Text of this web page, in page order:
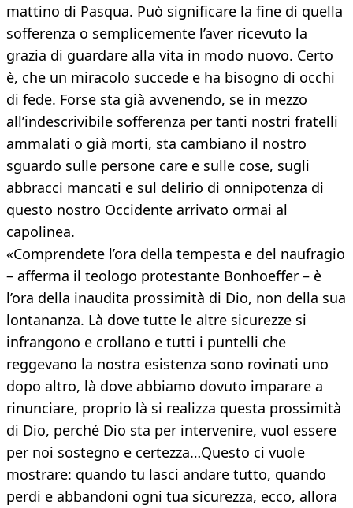
mattino di Pasqua. Può significare la fine di quella
sofferenza o semplicemente l’aver ricevuto la
grazia di guardare alla vita in modo nuovo. Certo
è, che un miracolo succede e ha bisogno di occhi
di fede. Forse sta già avvenendo, se in mezzo
all’indescrivibile sofferenza per tanti nostri fratelli
ammalati o già morti, sta cambiano il nostro
sguardo sulle persone care e sulle cose, sugli
abbracci mancati e sul delirio di onnipotenza di
questo nostro Occidente arrivato ormai al
capolinea.
«Comprendete l’ora della tempesta e del naufragio
– afferma il teologo protestante Bonhoeffer – è
l’ora della inaudita prossimità di Dio, non della sua
lontananza. Là dove tutte le altre sicurezze si
infrangono e crollano e tutti i puntelli che
reggevano la nostra esistenza sono rovinati uno
dopo altro, là dove abbiamo dovuto imparare a
rinunciare, proprio là si realizza questa prossimità
di Dio, perché Dio sta per intervenire, vuol essere
per noi sostegno e certezza…Questo ci vuole
mostrare: quando tu lasci andare tutto, quando
perdi e abbandoni ogni tua sicurezza, ecco, allora